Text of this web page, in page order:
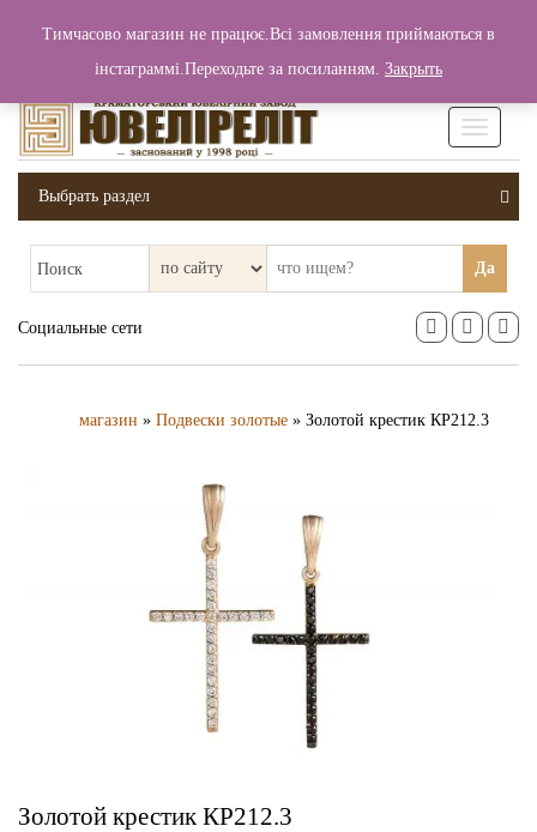
Вход / Регистрация 0 грн.
Выбрать раздел
Поиск Да
Социальные сети
магазин » Подвески золотые » Золотой крестик КР212.3
Золотой крестик КР212.3
Тимчасово магазин не працює.Всі замовлення приймаються в
інстаграммі.Переходьте за посиланням. Закрыть